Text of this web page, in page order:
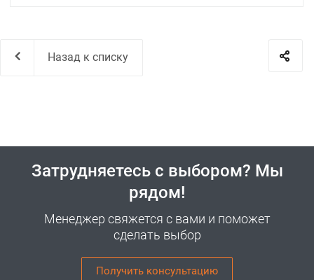
Назад к списку
Затрудняетесь с выбором? Мы
рядом!
Менеджер свяжется с вами и поможет
сделать выбор
Получить консультацию